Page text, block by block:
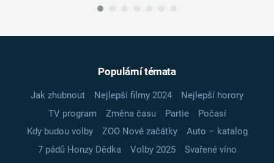
Populární témata
Jak zhubnout Nejlepší filmy 2024
Nejlepší horory
TV program
Změna času Partie
Počasí
Kdy budou volby
ZOO Nové začátky
Auto – katalog
7 pádů Honzy Dědka
Volby 2025
Svařené víno